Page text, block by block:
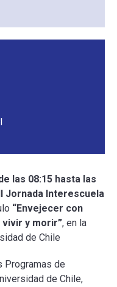
las 08:15 hasta las
Jornada Interescuela
“Envejecer con
vivir y morir”, en la
de Chile
Programas de
de Chile,